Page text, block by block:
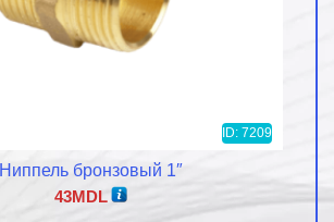
ID: 7209
Ниппель бронзовый 1″
43MDL